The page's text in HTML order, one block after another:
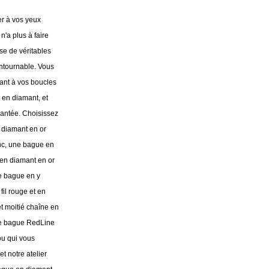
à vos yeux
plus à faire
de véritables
Vous
à vos boucles
diamant, et
Choisissez
en or
une bague en
diamant en or
bague en y
rouge et en
moitié chaîne en
bague RedLine
qui vous
notre atelier